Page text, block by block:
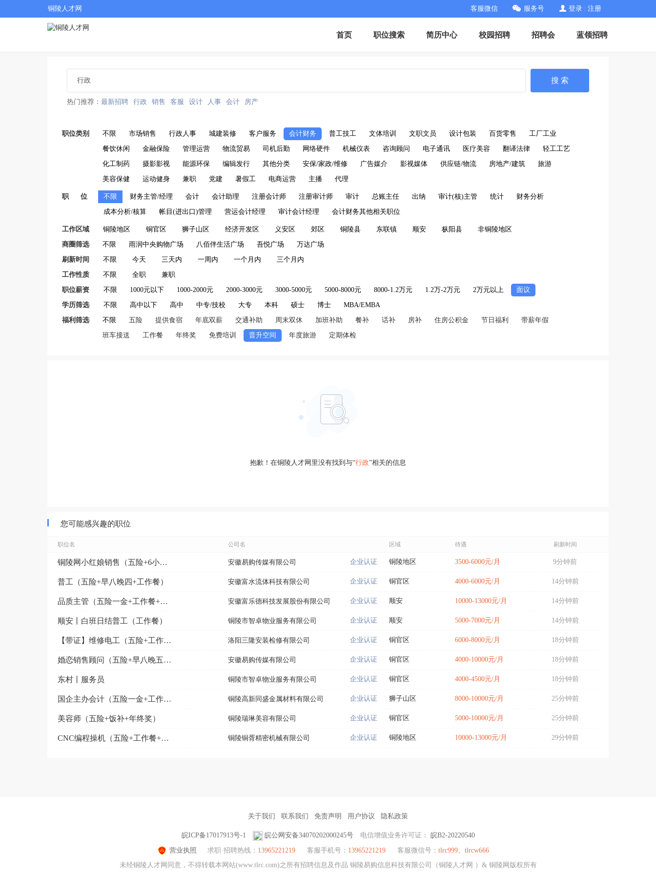
铜陵人才网 客服微信 服务号 登录 注册
首页 职位搜索 简历中心 校园招聘 招聘会 蓝领招聘
搜 索
热门推荐： 最新招聘 行政 销售 客服 设计 人事 会计 房产
职位类别 不限 市场销售 行政人事 城建装修 客户服务 会计财务 普工技工 文体培训 文职文员 设计包装 百货零售 工厂工业
餐饮休闲 金融保险 管理运营 物流贸易 司机后勤 网络硬件 机械仪表 咨询顾问 电子通讯 医疗美容 翻译法律 轻工工艺
化工制药 摄影影视 能源环保 编辑发行 其他分类 安保/家政/维修 广告媒介 影视媒体 供应链/物流 房地产/建筑 旅游
美容保健 运动健身 兼职 党建 暑假工 电商运营 主播 代理
职 位 不限 财务主管/经理 会计 会计助理 注册会计师 注册审计师 审计 总账主任 出纳 审计(核)主管 统计 财务分析
成本分析/核算 帐目(进出口)管理 营运会计经理 审计会计经理 会计财务其他相关职位
工作区域 铜陵地区 铜官区 狮子山区 经济开发区 义安区 郊区 铜陵县 东联镇 顺安 枞阳县 非铜陵地区
商圈筛选 不限 雨润中央购物广场 八佰伴生活广场 吾悦广场 万达广场
刷新时间 不限 今天 三天内 一周内 一个月内 三个月内
工作性质 不限 全职 兼职
职位薪资 不限 1000元以下 1000-2000元 2000-3000元 3000-5000元 5000-8000元 8000-1.2万元 1.2万-2万元 2万元以上 面议
学历筛选 不限 高中以下 高中 中专/技校 大专 本科 硕士 博士 MBA/EMBA
福利筛选 不限 五险 提供食宿 年底双薪 交通补助 周末双休 加班补助 餐补 话补 房补 住房公积金 节日福利 带薪年假
班车接送 工作餐 年终奖 免费培训 晋升空间 年度旅游 定期体检
抱歉！在铜陵人才网里没有找到与“行政”相关的信息
您可能感兴趣的职位
职位名 公司名 区域 待遇 刷新时间
铜陵网小红娘销售（五险+6小时工作制） 安徽易购传媒有限公司 企业认证 铜陵地区 3500-6000元/月 9分钟前
普工（五险+早八晚四+工作餐） 安徽富水流体科技有限公司 企业认证 铜官区 4000-6000元/月 14分钟前
品质主管（五险一金+工作餐+金桥附近） 安徽富乐德科技发展股份有限公司 企业认证 顺安 10000-13000元/月 14分钟前
顺安丨白班日结普工（工作餐） 铜陵市智卓物业服务有限公司 企业认证 顺安 5000-7000元/月 14分钟前
【带证】维修电工（五险+工作餐+定期体检） 洛阳三隆安装检修有限公司 企业认证 铜官区 6000-8000元/月 18分钟前
婚恋销售顾问（五险+早八晚五+调休） 安徽易购传媒有限公司 企业认证 铜官区 4000-10000元/月 18分钟前
东村丨服务员 铜陵市智卓物业服务有限公司 企业认证 铜官区 4000-4500元/月 18分钟前
国企主办会计（五险一金+工作餐+节日福利+周末双休） 铜陵高新同盛金属材料有限公司 企业认证 狮子山区 8000-10000元/月 25分钟前
美容师（五险+饭补+年终奖） 铜陵瑞琳美容有限公司 企业认证 铜官区 5000-10000元/月 25分钟前
CNC编程操机（五险+工作餐+节日福利） 铜陵铜胥精密机械有限公司 企业认证 铜陵地区 10000-13000元/月 29分钟前
关于我们 联系我们 免责声明 用户协议 隐私政策
皖ICP备17017913号-1 皖公网安备34070202000245号 电信增值业务许可证： 皖B2-20220540
营业执照 求职·招聘热线： 13965221219 客服手机号： 13965221219 客服微信号： tlrc999、tlrcw666
未经铜陵人才网同意，不得转载本网站(www.tlrc.com)之所有招聘信息及作品 铜陵易购信息科技有限公司（铜陵人才网 ）& 铜陵网版权所有